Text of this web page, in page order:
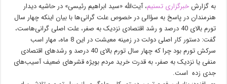
به گزارشخبرگزاری تسنیم، آیت‌الله «سید ابراهیم رئیسی» در حاشیه دیدار
هنرمندان در پاسخ به سؤالی در خصوص علت گرانی‌ها با بیان اینکه چهار سال
تورم بالای 40 درصد و رشد اقتصادی نزدیک به صفر، علت اصلی گرانی‌هاست،
گفت: دستور کار اصلی دولت در زمینه معیشت در این 8 ماه، مهار اسب
سرکش تورم بود چرا که چهار سال تورم بالای 40 درصد و رشدهای اقتصادی
منفی یا نزدیک به صفر، به قدرت خرید مردم بویژه قشرهای ضعیف آسیب‌های
جدی زده است.